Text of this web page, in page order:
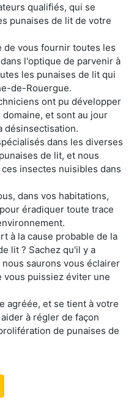
qualifiés, qui se
punaises de lit de votre
de vous fournir toutes les
l'optique de parvenir à
les punaises de lit qui
de-Rouergue.
ont pu développer
et sont au jour
désinsectisation.
dans les diverses
de lit, et nous
insectes nuisibles dans
dans vos habitations,
éradiquer toute trace
à la cause probable de la
lit ? Sachez qu'il y a
saurons vous éclairer
vous puissiez éviter une
agréée, et se tient à votre
à régler de façon
de punaises de